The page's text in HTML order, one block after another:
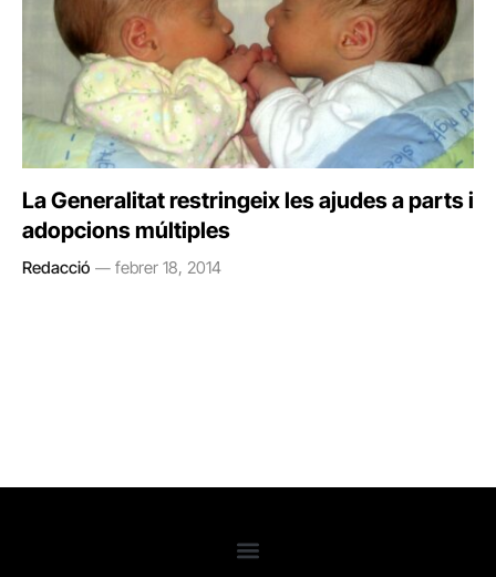
La Generalitat restringeix les ajudes a parts i
adopcions múltiples
Redacció febrer 18, 2014